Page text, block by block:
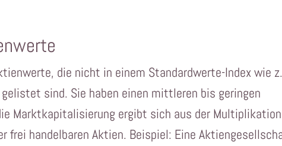
die nicht in einem Standardwerte-Index wie
sind. Sie haben einen mittleren bis geringen
Marktkapitalisierung ergibt sich aus der Multiplikation
frei handelbaren Aktien. Beispiel: Eine